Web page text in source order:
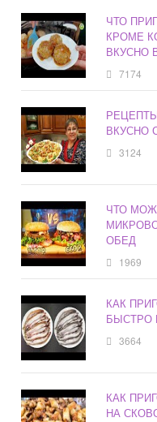
ЧТО
КРОМЕ
ВКУСНО
7174
ВКУСНО
3124
ЧТО
ОБЕД
1969
КАК
БЫСТРО
3664
КАК
НА